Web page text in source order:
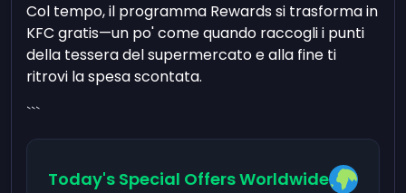
Col tempo, il programma Rewards si trasforma in
KFC gratis—un po' come quando raccogli i punti
della tessera del supermercato e alla fine ti
ritrovi la spesa scontata.
```
Today's Special Offers Worldwide